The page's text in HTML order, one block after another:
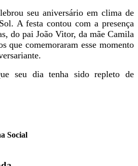
seu aniversário em clima de
A festa contou com a presença
do pai João Vitor, da mãe Camila
que comemoraram esse momento
seu dia tenha sido repleto de
Social